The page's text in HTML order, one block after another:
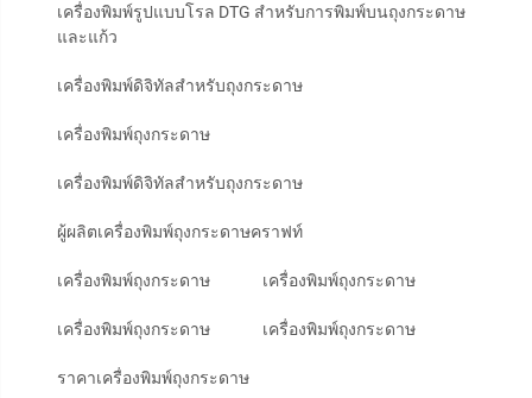
เครื่องพิมพ์รูปแบบโรล DTG สำหรับการพิมพ์บนถุงกระดาษ
และแก้ว
เครื่องพิมพ์ดิจิทัลสำหรับถุงกระดาษ
เครื่องพิมพ์ถุงกระดาษ
เครื่องพิมพ์ดิจิทัลสำหรับถุงกระดาษ
ผู้ผลิตเครื่องพิมพ์ถุงกระดาษคราฟท์
เครื่องพิมพ์ถุงกระดาษ เครื่องพิมพ์ถุงกระดาษ
เครื่องพิมพ์ถุงกระดาษ เครื่องพิมพ์ถุงกระดาษ
ราคาเครื่องพิมพ์ถุงกระดาษ